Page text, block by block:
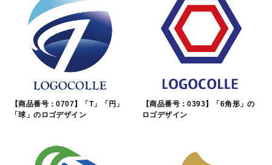
【商品番号：0707】「T」「円」
「球」のロゴデザイン
【商品番号：0393】「6角形」の
ロゴデザイン